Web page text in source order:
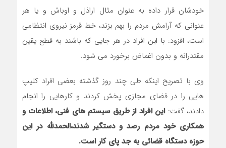
خودشان قرار داده به عنوان مثال اراذل و اوباش و یا هر
عنوانی که آرامش مردم را بهم بزند، خط قرمز نیروی انتظامی
است، افزود: با این افراد در هر جایی که باشند به قطع یقین
مقتدرانه و بدون اغماض برخورد می شود.
وی با تصریح اینکه طی چند روز گذشته بعضی افراد کلیپ
هایی را در فضای مجازی پخش کردند و کارهایی را انجام
دادند، گفت:این افراد از طریق سیستم های فنی، اطلاعات و
همکاری خود مردم رصد و دستگیر شدند،الحمدلله در این
حوزه دستگاه قضائی به جد پای کار است.